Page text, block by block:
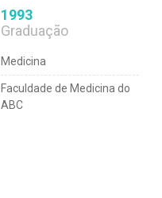
1993
Graduação
Medicina
Faculdade de Medicina do
ABC